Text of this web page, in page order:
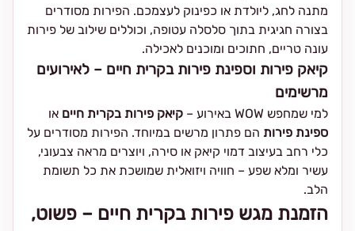
מתנה לחג, ליולדת או כפינוק לעצמכם. הפירות מסודרים
בצורה חגיגית בתוך סלסלה עטופה, וכוללים שילוב של פירות
עונה טריים, חתוכים ומוכנים לאכילה.
קיאק פירות וספינת פירות בקרית חיים – לאירועים
מרשימים
למי שמחפש WOW באירוע – קיאק פירות בקרית חיים או
ספינת פירות הם פתרון מרשים במיוחד. הפירות מסודרים על
כלי רחב בעיצוב דמוי קיאק או סירה, ויוצרים מראה צבעוני,
עשיר ומלא שפע – חוויה ויזואלית שמושכת את כל תשומת
הלב.
הזמנת מגש פירות בקרית חיים – פשוט,